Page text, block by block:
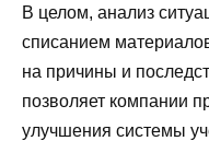
В целом, анализ
списанием
на причины и
позволяет компании
улучшения системы